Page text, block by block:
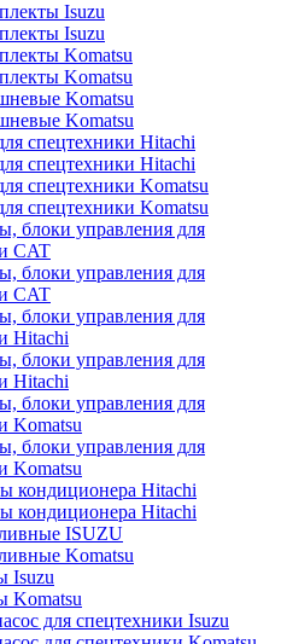
Isuzu
Isuzu
Komatsu
Komatsu
Komatsu
Komatsu
спецтехники Hitachi
спецтехники Hitachi
спецтехники Komatsu
спецтехники Komatsu
блоки управления для
CAT
блоки управления для
CAT
блоки управления для
Hitachi
блоки управления для
Hitachi
блоки управления для
Komatsu
блоки управления для
Komatsu
кондиционера Hitachi
кондиционера Hitachi
ISUZU
Komatsu
Isuzu
Komatsu
для спецтехники Isuzu